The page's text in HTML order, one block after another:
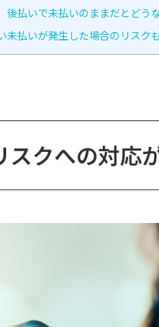
後払いで未払いのままだとどう
未払いが発生した場合のリスク
スクへの対応